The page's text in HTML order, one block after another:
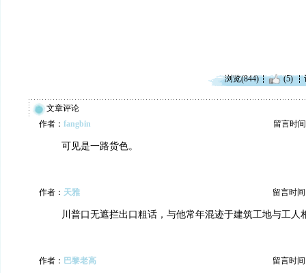
浏览(844) (5)
文章评论
作者： fangbin 留言时
可见是一路货色。
作者： 天雅 留言时间
川普口无遮拦出口粗话，与他常年混迹于建筑工地与工人
作者： 巴黎老高 留言时间